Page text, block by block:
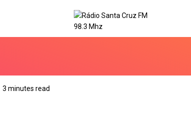
3 minutes read